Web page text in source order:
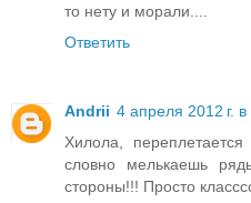
то нету и морали....
Ответить
Andrii 4 апреля 2012 г.
Хилола,
словно мелькаешь
стороны!!! Просто